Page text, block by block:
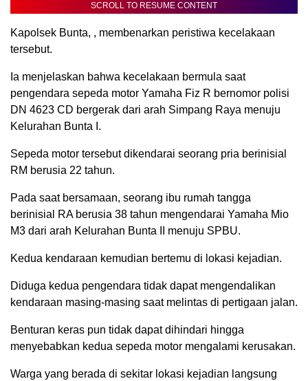
SCROLL TO RESUME CONTENT
Kapolsek Bunta, , membenarkan peristiwa kecelakaan
tersebut.
Ia menjelaskan bahwa kecelakaan bermula saat
pengendara sepeda motor Yamaha Fiz R bernomor polisi
DN 4623 CD bergerak dari arah Simpang Raya menuju
Kelurahan Bunta I.
Sepeda motor tersebut dikendarai seorang pria berinisial
RM berusia 22 tahun.
Pada saat bersamaan, seorang ibu rumah tangga
berinisial RA berusia 38 tahun mengendarai Yamaha Mio
M3 dari arah Kelurahan Bunta II menuju SPBU.
Kedua kendaraan kemudian bertemu di lokasi kejadian.
Diduga kedua pengendara tidak dapat mengendalikan
kendaraan masing-masing saat melintas di pertigaan jalan.
Benturan keras pun tidak dapat dihindari hingga
menyebabkan kedua sepeda motor mengalami kerusakan.
Warga yang berada di sekitar lokasi kejadian langsung